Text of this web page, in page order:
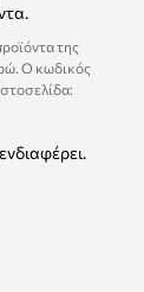
της
Ο κωδικός